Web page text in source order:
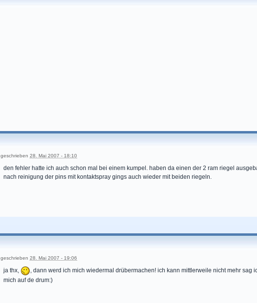
geschrieben 28. Mai 2007 - 18:10
den fehler hatte ich auch schon mal bei einem kumpel. haben da einen der 2 ram riegel
nach reinigung der pins mit kontaktspray gings auch wieder mit beiden riegeln.
geschrieben 28. Mai 2007 - 19:06
ja thx,
, dann werd ich mich wiedermal drübermachen! ich kann mittlerweile nicht mehr sag
mich auf de drum:)